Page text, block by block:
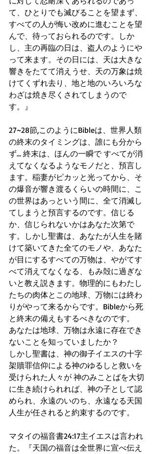
て、ひとりでも滅びることを望まず、
すべての人が悔い改めに進むことを望
んで、待っておられるのです。しか
し、主の再臨の日は、盗人のようにや
って来ます。その日には、天は大きな
響きをたてて消えうせ、天の万象は焼
けてくずれ去り、地と地のいろいろな
わざは焼き尽くされてしまうので
す。』
27~28節,このようにBibleは、世界人類
の終末のタイミングは、誰にも分から
ず... 終末は、ほんの一瞬で すべてが消
えてなくなるようなモノだと、預言し
ます。稲妻がピカッと光ってから、そ
の爆音が響き渡るくらいの時間に、こ
の世界はあっという間に、全て消滅し
てしまうと預言するのです。信じる
か、信じられないかはあなた次第で
す。しかし聖書は、あなたが人生を賭
けて築いてきた全てのモノや、あなた
が目にするすべての万物は、やがてす
べて消えてなくなる、もみ殻に過ぎな
いと教え説きます。物理的にもわたし
たちの肉体とこの地球、万物には終わ
りがやって来るからです。Bibleから死
と終末の備えもするべきなのです。
あなたは地球、万物は永遠に存在でき
ないことを知っていましたか？
しかし聖書は、神の御子イエスの十字
架贖罪信仰による神のゆるしと救いを
受けられた人々が 神のみことばを大切
に生き続けられれば、神の子として認
められ、永遠のいのち、永遠なる天国
人生が任されると約束するのです。
マタイの福音書24:17主イエスは言われ
た。『天国の福音は全世界に宣べ伝え